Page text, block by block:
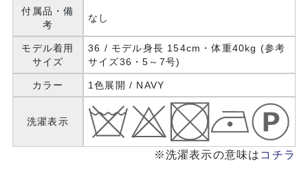
付属品・備
考
なし
モデル着用
サイズ
36 / モデル身長 154cm・体重40kg (参考
サイズ36・5～7号)
カラー 1色展開 / NAVY
洗濯表示
※洗濯表示の意味は コチラ